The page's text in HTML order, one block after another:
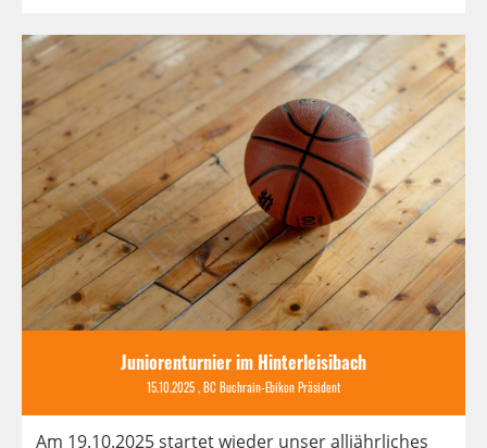
Juniorenturnier im Hinterleisibach
15.10.2025, BC Buchrain-Ebikon Präsident
Am 19.10.2025 startet wieder unser alljährliches